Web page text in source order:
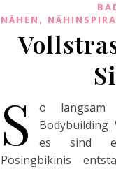
NÄHEN ,
S
o
es sind
Posingbikinis